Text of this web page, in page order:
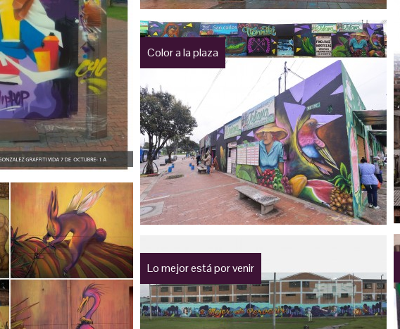
Color a la plaza
Lo mejor está por venir